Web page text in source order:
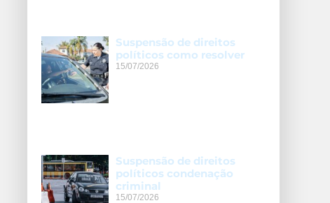
Suspensão de direitos
políticos como resolver
15/07/2026
Suspensão de direitos
políticos condenação
criminal
15/07/2026